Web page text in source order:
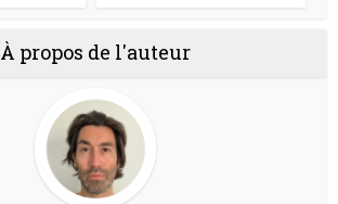
À propos de l'auteur